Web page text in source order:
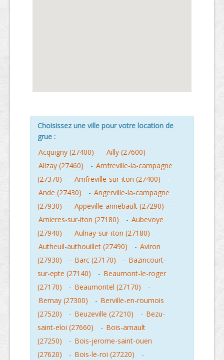
Choisissez une ville pour votre location de
grue :
Acquigny (27400)
- Ailly (27600)
-
Alizay (27460)
- Amfreville-la-campagne
(27370)
- Amfreville-sur-iton (27400)
-
Ande (27430)
- Angerville-la-campagne
(27930)
- Appeville-annebault (27290)
-
Arnieres-sur-iton (27180)
- Aubevoye
(27940)
- Aulnay-sur-iton (27180)
-
Autheuil-authouillet (27490)
- Aviron
(27930)
- Barc (27170) - Bazincourt-
sur-epte (27140)
- Beaumont-le-roger
(27170)
- Beaumontel (27170)
-
Bernay (27300)
- Berville-en-roumois
(27520)
- Beuzeville (27210) - Bezu-
saint-eloi (27660)
- Bois-arnault
(27250)
- Bois-jerome-saint-ouen
(27620)
- Bois-le-roi (27220)
-